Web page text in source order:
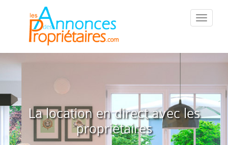
::Menu::
La location en direct avec les
propriétaires